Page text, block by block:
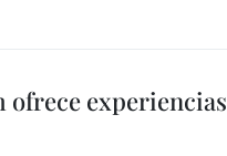
ofrece experiencias